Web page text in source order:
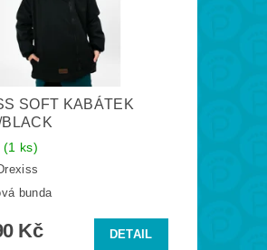
SOFT KABÁTEK
(1 ks)
bunda
Kč DETAIL